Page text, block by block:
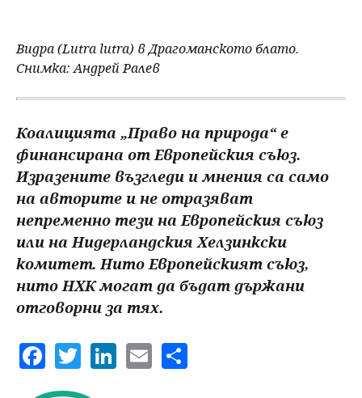
Видра (Lutra lutra) в Драгоманското блато.
Снимка: Андрей Ралев
Коалицията „Право на природа“ е
финансирана от Европейския съюз.
Изразените възгледи и мнения са само
на авторите и не отразяват
непременно тези на Европейския съюз
или на Нидерландския Хелзинкски
комитет. Нито Европейският съюз,
нито НХК могат да бъдат държани
отговорни за тях.
F
a
T
w
Li
n
E
m